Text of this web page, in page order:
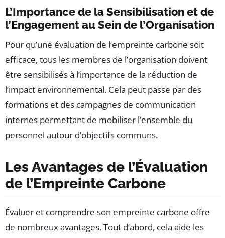
L’Importance de la Sensibilisation et de
l’Engagement au Sein de l’Organisation
Pour qu’une évaluation de l’empreinte carbone soit
efficace, tous les membres de l’organisation doivent
être sensibilisés à l’importance de la réduction de
l’impact environnemental. Cela peut passe par des
formations et des campagnes de communication
internes permettant de mobiliser l’ensemble du
personnel autour d’objectifs communs.
Les Avantages de l’Évaluation
de l’Empreinte Carbone
Évaluer et comprendre son empreinte carbone offre
de nombreux avantages. Tout d’abord, cela aide les